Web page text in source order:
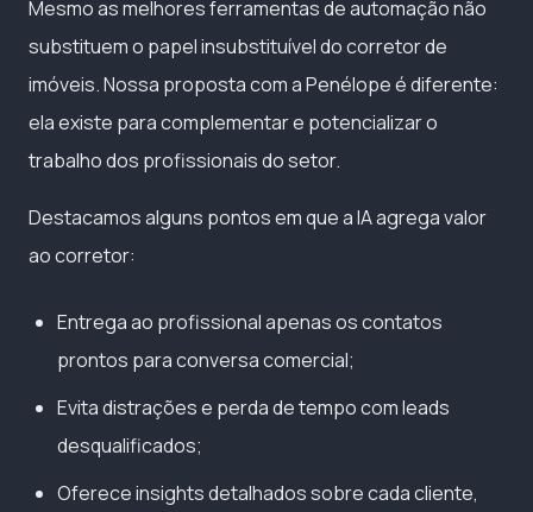
Mesmo as melhores ferramentas de automação não
substituem o papel insubstituível do corretor de
imóveis. Nossa proposta com a Penélope é diferente:
ela existe para complementar e potencializar o
trabalho dos profissionais do setor.
Destacamos alguns pontos em que a IA agrega valor
ao corretor:
Entrega ao profissional apenas os contatos
prontos para conversa comercial;
Evita distrações e perda de tempo com leads
desqualificados;
Oferece insights detalhados sobre cada cliente,